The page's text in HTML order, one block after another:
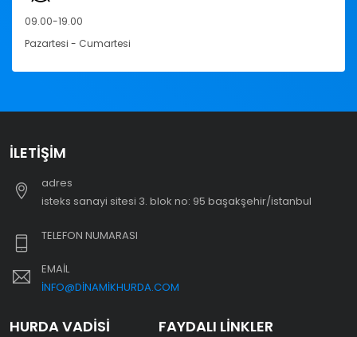
09.00-19.00
Pazartesi - Cumartesi
İLETIŞIM
adres
i̇steks sanayi sitesi 3. blok no: 95 başakşehir/i̇stanbul
TELEFON NUMARASI
EMAIL
INFO@DINAMIKHURDA.COM
HURDA VADISI FAYDALI LINKLER